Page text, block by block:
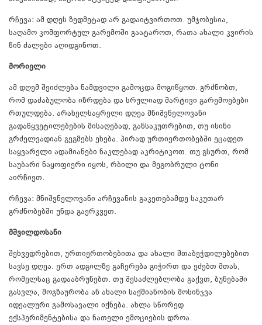
რჩევა: ამ დღეს ზედმეტად არ გადაიტვირთოთ. უმჯობესია,
საღამო კომფორტულ გარემოში გაატაროთ, რათა ახალი კვირის
წინ ძალები აღიდგინოთ.
მორიელი
ამ დღემ შეიძლება ნამდვილი გამოცდა მოგიწყოთ. გრძნობთ,
რომ დაძაბულობა იზრდება და სრულიად მარტივი გარემოებები
რთულდება. არახელსაყრელი დღეა მნიშვნელოვანი
გადაწყვეტილებების მისაღებად, განსაკუთრებით, თუ ისინი
გრძელვადიან გეგმებს ეხება. პირად ურთიერთობებში ეცადეთ
საყვარელი ადამიანები ნაკლებად აკრიტიკოთ. თუ გსურთ, რომ
საუბარი ნაყოფიერი იყოს, რბილი და მეგობრული ტონი
აირჩიეთ.
რჩევა: მნიშვნელოვანი არჩევანის გაკეთებამდე საკუთარ
გრძნობებში უნდა გაერკვეთ.
მშვილდოსანი
შეხვედრებით, ურთიერთობებითა და ახალი შთაბეჭდილებებით
სავსე დღეა. ერთ ადგილზე გაჩერება გიჭირთ და ეძებთ მთას,
რომელსაც გადააბრუნებთ. თუ შესაძლებლობა გაქვთ, ბუნებაში
გასვლა, მოგზაურობა ან ახალი საქმიანობის მოსინჯვა
იდეალური გამოსავალი იქნება. ახლა სწორედ
ექსპერიმენტებისა და ნათელი ემოციების დროა.